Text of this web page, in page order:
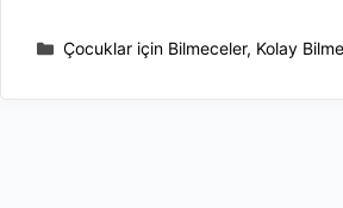
Kategoriler
Çocuklar için Bilmeceler, Kolay